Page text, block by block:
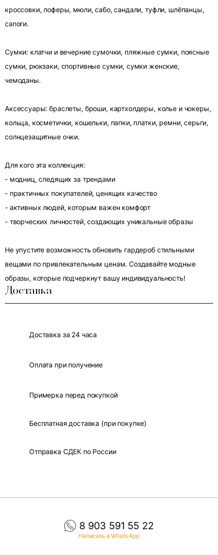
кроссовки, лоферы, мюли, сабо, сандали, туфли, шлёпанцы,
сапоги.
Сумки: клатчи и вечерние сумочки, пляжные сумки, поясные
сумки, рюкзаки, спортивные сумки, сумки женские,
чемоданы.
Аксессуары: браслеты, броши, картхолдеры, колье и чокеры,
кольца, косметички, кошельки, папки, платки, ремни, серьги,
солнцезащитные очки.
Для кого эта коллекция:
- модниц, следящих за трендами
- практичных покупателей, ценящих качество
- активных людей, которым важен комфорт
- творческих личностей, создающих уникальные образы
Не упустите возможность обновить гардероб стильными
вещами по привлекательным ценам. Создавайте модные
образы, которые подчеркнут вашу индивидуальность!
Доставка
Доставка за 24 часа
Оплата при получение
Примерка перед покупкой
Бесплатная доставка (при покупке)
Отправка СДЕК по России
8 903 591 55 22
Написать в Whats App